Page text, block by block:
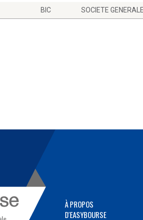
BIC SOCIETE GENERALE
À PROPOS
D'EASYBOURSE